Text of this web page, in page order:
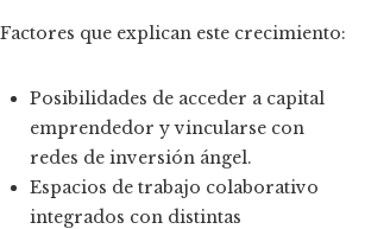
Factores que explican este crecimiento:
Posibilidades de acceder a capital
emprendedor y vincularse con
redes de inversión ángel.
Espacios de trabajo colaborativo
integrados con distintas